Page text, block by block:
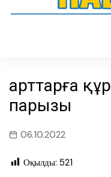
Қарттарға
парызы
06.10.2022
Оқылды: 521